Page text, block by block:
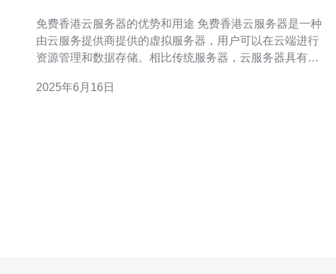
免费香港云服务器的优势和用途 免费香港云服务器是一种
由云服务提供商提供的虚拟服务器，用户可以在云端进行
资源管理和数据存储。相比传统服务器，云服务器具有更
香港云服务器具有以下几个优势： 成本低廉：免费使用，
2025年6月16日